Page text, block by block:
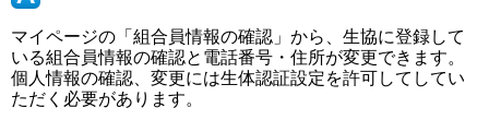
マイページの「組合員情報の確認」から、生協に登録して
いる組合員情報の確認と電話番号・住所が変更できます。
個人情報の確認、変更には生体認証設定を許可してしてい
ただく必要があります。